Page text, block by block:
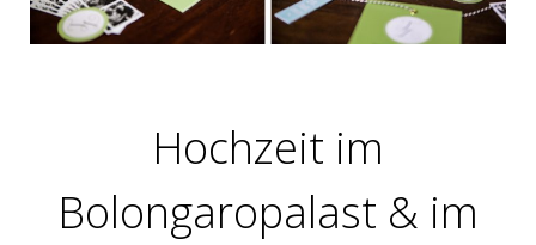
Hochzeit im
Bolongaropalast & im